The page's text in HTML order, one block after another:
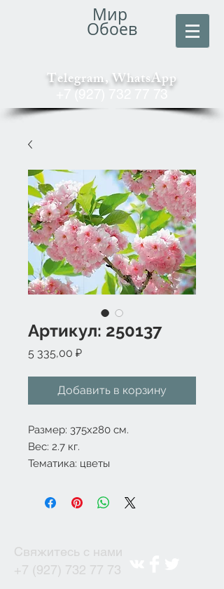
Мир
Обоев
Telegram, WhatsApp
+7 (927) 732 77 73
Артикул: 250137
5 335,00 ₽Цена
Добавить в корзину
Размер: 375х280 см.
Вес: 2.7 кг.
Тематика: цветы
Свяжитесь с нами
+7 (927) 732 77 73